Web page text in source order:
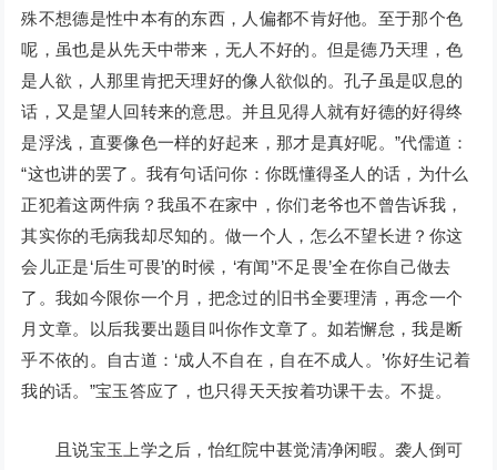
殊不想德是性中本有的东西，人偏都不肯好他。至于那个色
呢，虽也是从先天中带来，无人不好的。但是德乃天理，色
是人欲，人那里肯把天理好的像人欲似的。孔子虽是叹息的
话，又是望人回转来的意思。并且见得人就有好德的好得终
是浮浅，直要像色一样的好起来，那才是真好呢。”代儒道：
“这也讲的罢了。我有句话问你：你既懂得圣人的话，为什么
正犯着这两件病？我虽不在家中，你们老爷也不曾告诉我，
其实你的毛病我却尽知的。做一个人，怎么不望长进？你这
会儿正是‘后生可畏’的时候，‘有闻’‘不足畏’全在你自己做去
了。我如今限你一个月，把念过的旧书全要理清，再念一个
月文章。以后我要出题目叫你作文章了。如若懈怠，我是断
乎不依的。自古道：‘成人不自在，自在不成人。’你好生记着
我的话。”宝玉答应了，也只得天天按着功课干去。不提。
且说宝玉上学之后，怡红院中甚觉清净闲暇。袭人倒可